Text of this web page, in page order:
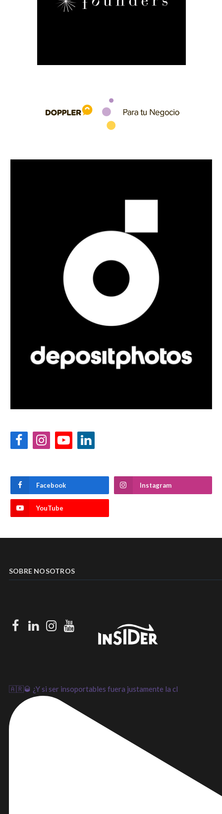
FacebookInstagramYouTubeLinkedIn
Facebook Instagram
YouTube
SOBRE NOSOTROS
Facebook
LinkedIn
Instagram
Youtube
🇦🇷🥃 ¿Y si ser insoportables fuera justamente la cl